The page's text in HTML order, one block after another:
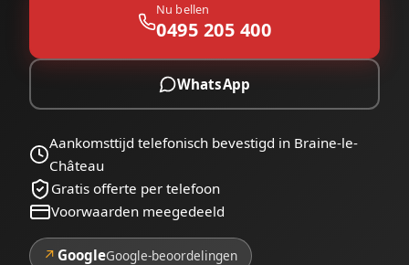
Nu bellen
0495 205 400
WhatsApp
Aankomsttijd telefonisch bevestigd in Braine-le-
Château
Gratis offerte per telefoon
Voorwaarden meegedeeld
↗ GoogleGoogle-beoordelingen